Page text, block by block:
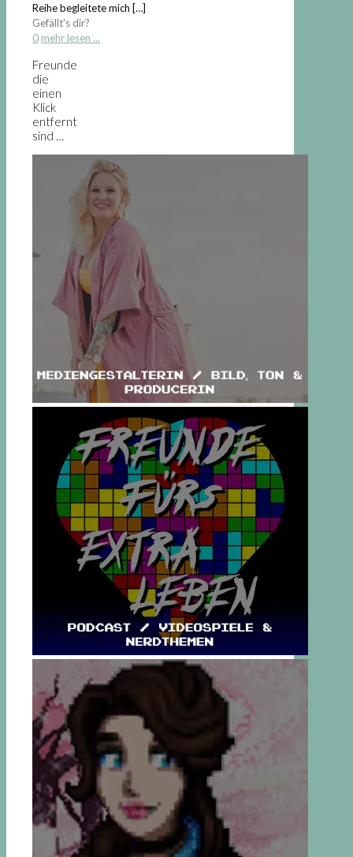
Reihe begleitete mich […]
Gefällt's dir?
0 mehr lesen ...
Freunde
die
einen
Klick
entfernt
sind …